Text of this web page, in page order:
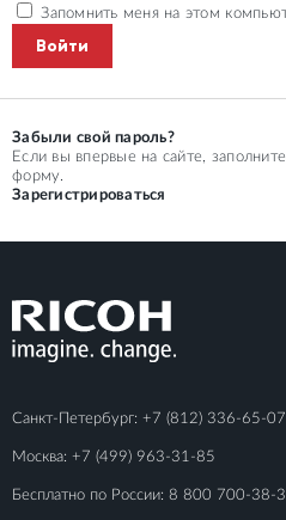
Запомнить меня на этом
Забыли свой пароль?
Если вы впервые на сайте,
форму.
Зарегистрироваться
Санкт-Петербург: +7 (812) 336-65-07
Москва: +7 (499) 963-31-85
Бесплатно по России: 8 800 700-38-